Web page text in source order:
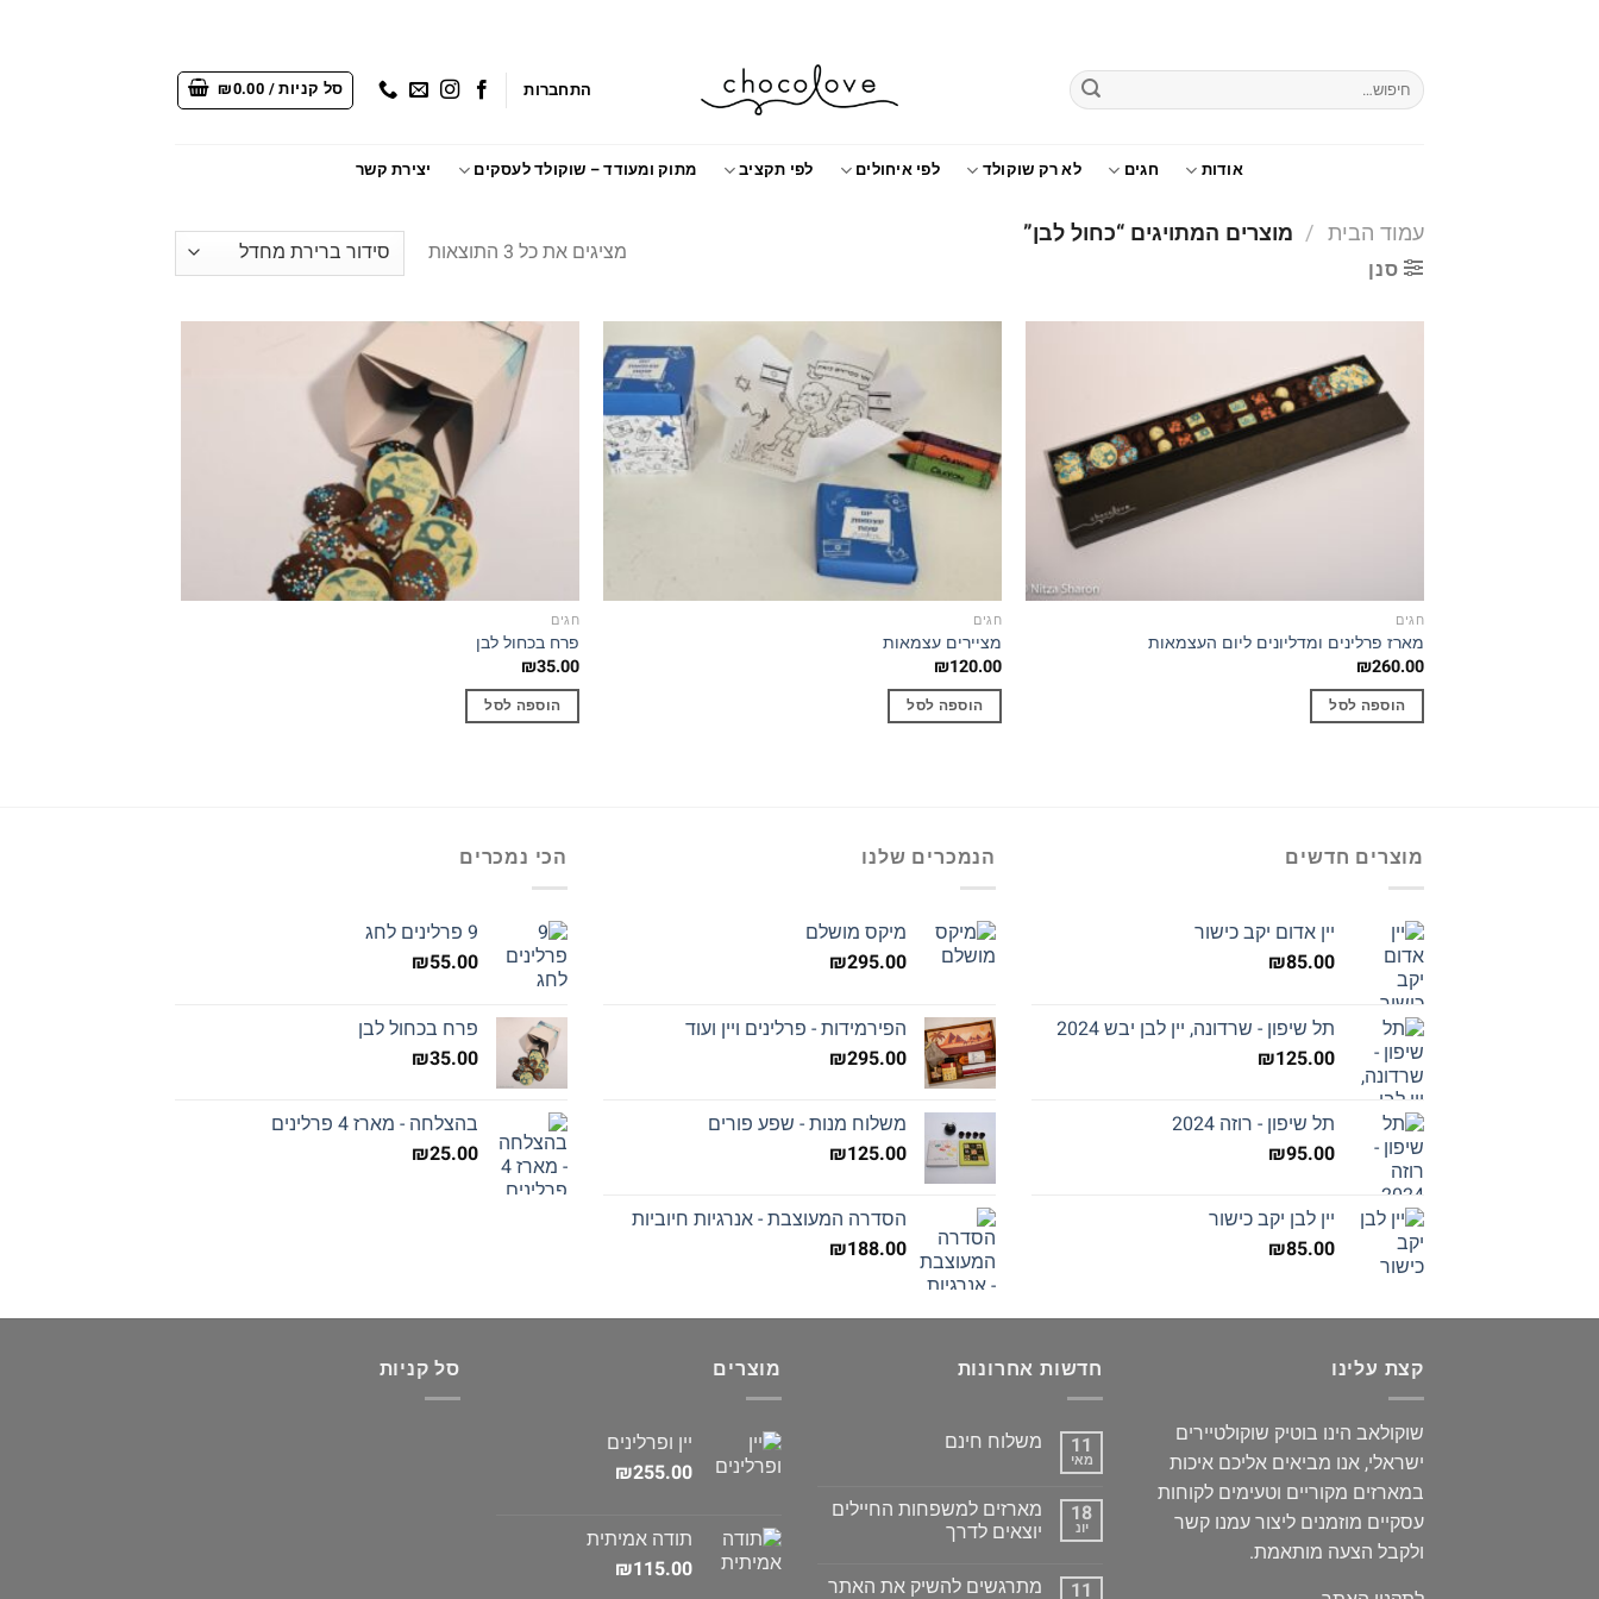
חיפוש
עבור:
התחברות סל קניות / ₪0.00
אודות חגים לא רק שוקולד לפי איחולים לפי תקציב מתוק ומעודד – שוקולד לעסקים יצירת קשר
עמוד הבית / מוצרים המתויגים “כחול לבן”
סנן
מציגים את כל ⁦3⁩ התוצאות
חגים
מארז פרלינים ומדליונים ליום העצמאות
₪260.00
הוספה לסל
Add to
חגים
מציירים עצמאות
₪120.00
הוספה לסל
חגים
פרח בכחול לבן
₪35.00
הוספה לסל
מוצרים חדשים
יין אדום יקב כישור
₪85.00
תל שיפון - שרדונה, יין לבן יבש 2024
₪125.00
תל שיפון - רוזה 2024
₪95.00
יין לבן יקב כישור
₪85.00
הנמכרים שלנו
מיקס מושלם
₪295.00
הפירמידות - פרלינים ויין ועוד
₪295.00
משלוח מנות - שפע פורים
₪125.00
הסדרה המעוצבת - אנרגיות חיוביות
₪188.00
הכי נמכרים
9 פרלינים לחג
₪55.00
פרח בכחול לבן
₪35.00
בהצלחה - מארז 4 פרלינים
₪25.00
קצת עלינו
שוקולאב הינו בוטיק שוקולטיירים
ישראלי, אנו מביאים אליכם איכות
במארזים מקוריים וטעימים לקוחות
עסקיים מוזמנים ליצור עמנו קשר
ולקבל הצעה מותאמת.
חדשות אחרונות
11
מאי
משלוח חינם
18
יונ
מארזים למשפחות החיילים
יוצאים לדרך
11 מתרגשים להשיק את האתר
מוצרים
יין ופרלינים
₪255.00
תודה אמיתית
₪115.00
סל קניות